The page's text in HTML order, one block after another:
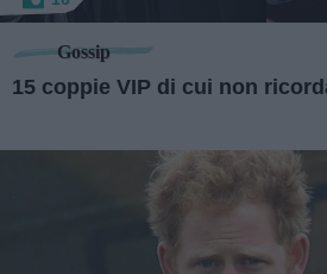
Gossip
15 coppie VIP di cui non